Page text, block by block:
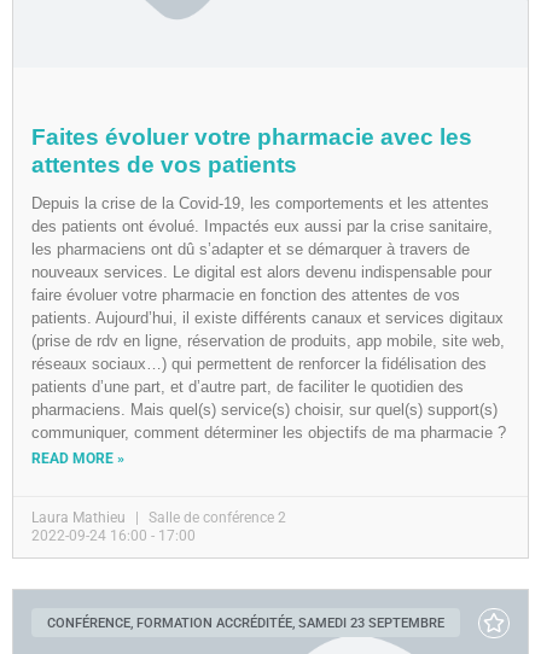
Faites évoluer votre pharmacie avec les
attentes de vos patients
Depuis la crise de la Covid-19, les comportements et les attentes
des patients ont évolué. Impactés eux aussi par la crise sanitaire,
les pharmaciens ont dû s’adapter et se démarquer à travers de
nouveaux services. Le digital est alors devenu indispensable pour
faire évoluer votre pharmacie en fonction des attentes de vos
patients. Aujourd’hui, il existe différents canaux et services digitaux
(prise de rdv en ligne, réservation de produits, app mobile, site web,
réseaux sociaux…) qui permettent de renforcer la fidélisation des
patients d’une part, et d’autre part, de faciliter le quotidien des
pharmaciens. Mais quel(s) service(s) choisir, sur quel(s) support(s)
communiquer, comment déterminer les objectifs de ma pharmacie ?
READ MORE »
Laura Mathieu
Salle de conférence 2
2022-09-24 16:00 - 17:00
CONFÉRENCE, FORMATION ACCRÉDITÉE, SAMEDI 23 SEPTEMBRE